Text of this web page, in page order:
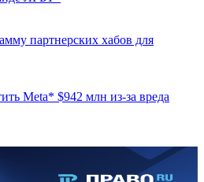
партнерских хабов для
Meta* $942 млн из-за вреда